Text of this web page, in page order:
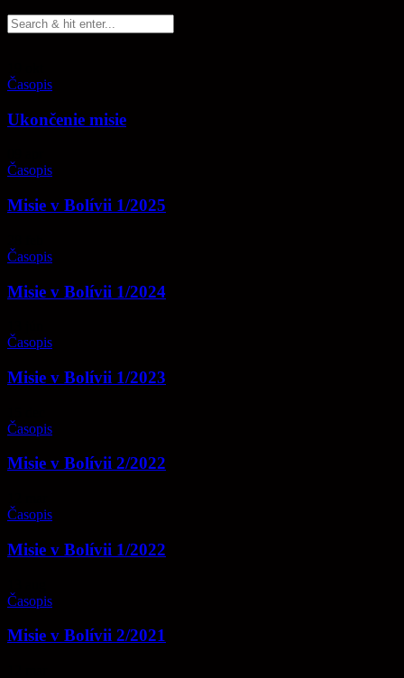
Časopis
Ukončenie misie
Časopis
Misie v Bolívii 1/2025
Časopis
Misie v Bolívii 1/2024
Časopis
Misie v Bolívii 1/2023
Časopis
Misie v Bolívii 2/2022
Časopis
Misie v Bolívii 1/2022
Časopis
Misie v Bolívii 2/2021